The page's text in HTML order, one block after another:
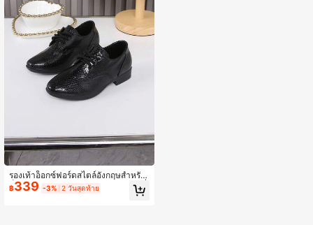
รองเท้าอ็อกซ์ฟอร์ดสไตล์อังกฤษสำหรับเ
ด็ก รุ่นใหม่ฤดูใบไม้ผลิ/ใบไม้ร่วง เวอร์ชั่
นเกาหลี สำหรับนักเรียนชาย สีดำ ระบา
฿339 -3% 2 วันสุดท้าย